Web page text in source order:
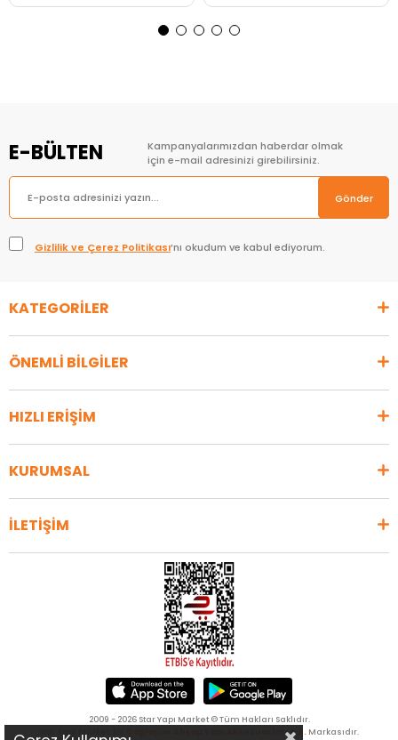
E-BÜLTEN
Kampanyalarımızdan haberdar olmak
için e-mail adresinizi girebilirsiniz.
Gönder
Gizlilik ve Çerez Politikası’nı okudum ve kabul ediyorum.
KATEGORİLER
ÖNEMLİ BİLGİLER
HIZLI ERİŞİM
KURUMSAL
İLETİŞİM
2009 - 2026 Star Yapı Market © Tüm Hakları Saklıdır.
Çağlayan Ahşap Yapı Aksesuarları A.Ş. Markasıdır.